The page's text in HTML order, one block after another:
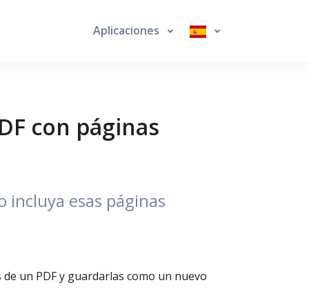
Aplicaciones
con páginas
incluya esas páginas
un PDF y guardarlas como un nuevo